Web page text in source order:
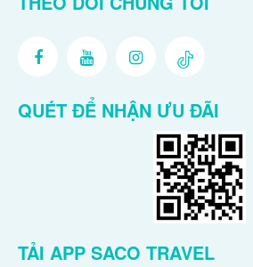
QUÉT ĐỂ NHẬN ƯU ĐÃI
TẢI APP SACO TRAVEL